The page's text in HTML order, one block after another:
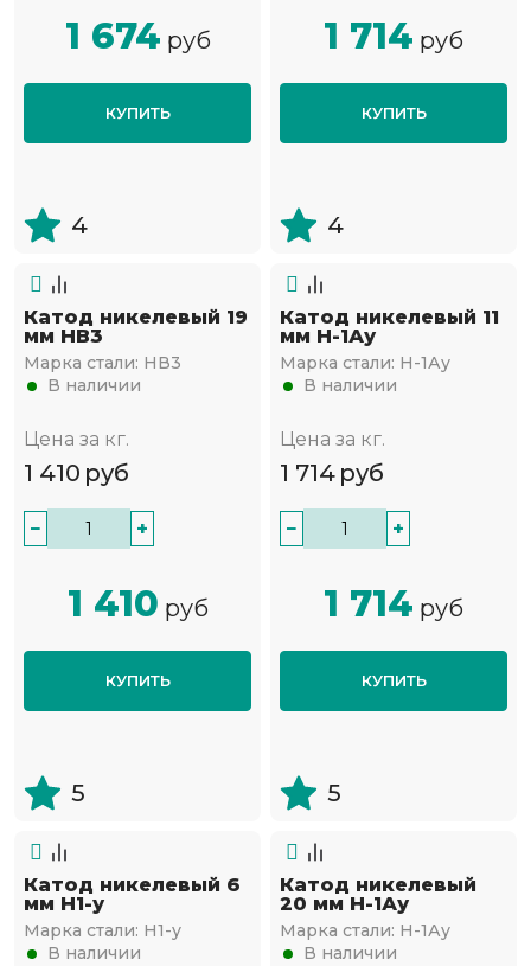
1 674 руб
КУПИТЬ
4
1 714 руб
КУПИТЬ
4
Катод никелевый 19
мм НВ3
Марка стали: НВ3
В наличии
Цена за кг.
1 410 руб
− +
1 410 руб
КУПИТЬ
5
Катод никелевый 11
мм Н-1Ау
Марка стали: Н-1Ау
В наличии
Цена за кг.
1 714 руб
− +
1 714 руб
КУПИТЬ
5
Катод никелевый 6
мм Н1-у
Марка стали: Н1-у
В наличии
Катод никелевый
20 мм Н-1Ау
Марка стали: Н-1Ау
В наличии